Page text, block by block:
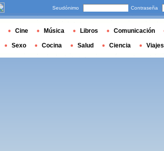
Seudónimo Contraseña
Cine Música Libros Comunicación
Sexo Cocina Salud Ciencia Viajes